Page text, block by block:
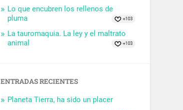
Lo que encubren los rellenos de
pluma
+103
La tauromaquia. La ley y el maltrato
animal
+103
ENTRADAS RECIENTES
Planeta Tierra, ha sido un placer